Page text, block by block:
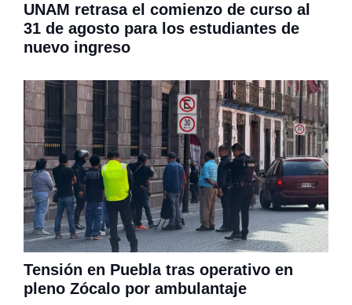
UNAM retrasa el comienzo de curso al
31 de agosto para los estudiantes de
nuevo ingreso
Tensión en Puebla tras operativo en
pleno Zócalo por ambulantaje